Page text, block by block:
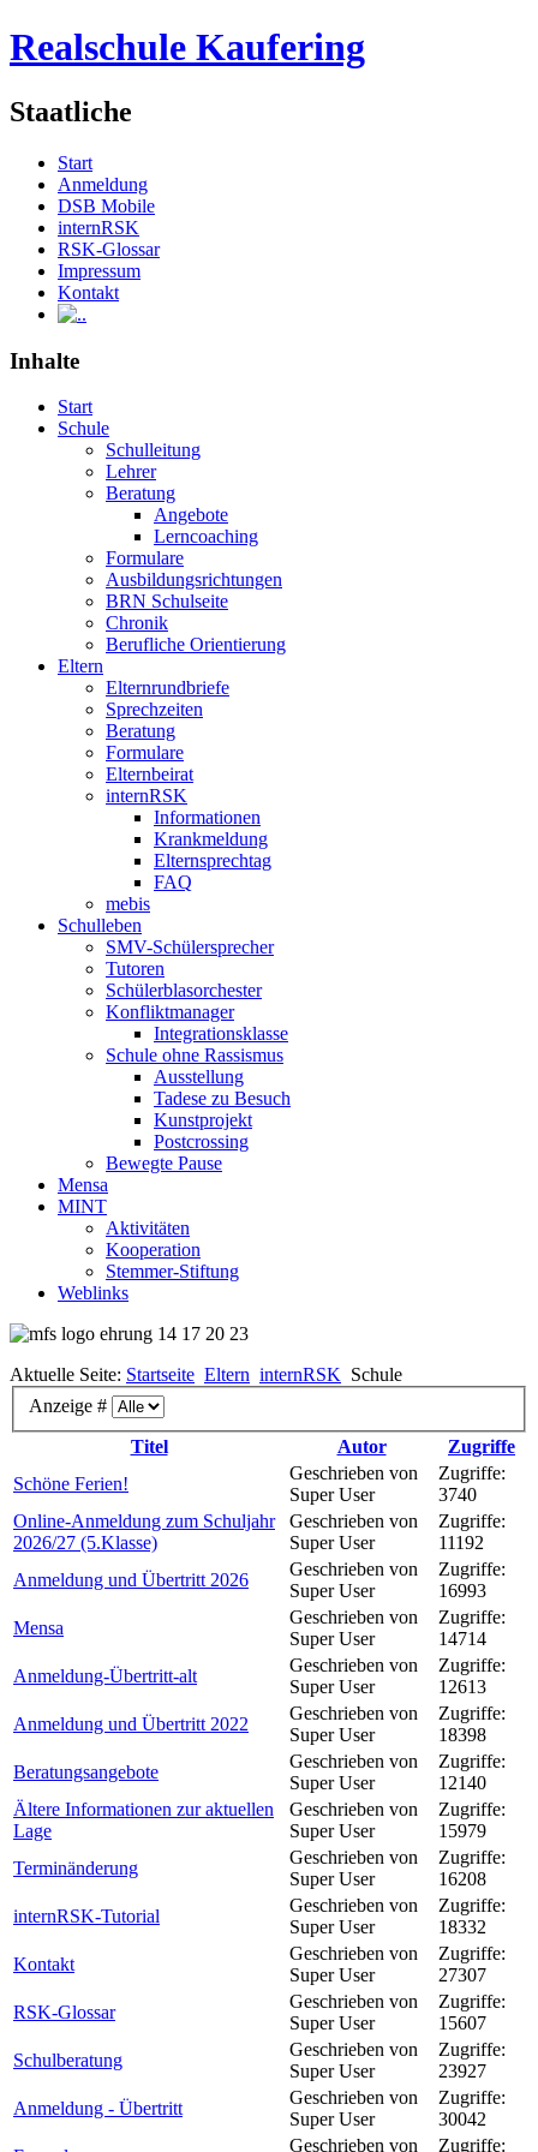
Realschule Kaufering
Staatliche
Start
Anmeldung
DSB Mobile
internRSK
RSK-Glossar
Impressum
Kontakt
.
Inhalte
Start
Schule
Schulleitung
Lehrer
Beratung
Angebote
Lerncoaching
Formulare
Ausbildungsrichtungen
BRN Schulseite
Chronik
Berufliche Orientierung
Eltern
Elternrundbriefe
Sprechzeiten
Beratung
Formulare
Elternbeirat
internRSK
Informationen
Krankmeldung
Elternsprechtag
FAQ
mebis
Schulleben
SMV-Schülersprecher
Tutoren
Schülerblasorchester
Konfliktmanager
Integrationsklasse
Schule ohne Rassismus
Ausstellung
Tadese zu Besuch
Kunstprojekt
Postcrossing
Bewegte Pause
Mensa
MINT
Aktivitäten
Kooperation
Stemmer-Stiftung
Weblinks
Aktuelle Seite: Startseite Eltern internRSK Schule
Anzeige #
Titel
Autor
Zugriffe
Schöne Ferien!
Geschrieben von
Super User
Zugriffe:
3740
Online-Anmeldung zum Schuljahr
2026/27 (5.Klasse)
Geschrieben von
Super User
Zugriffe:
11192
Anmeldung und Übertritt 2026
Geschrieben von
Super User
Zugriffe:
16993
Mensa
Geschrieben von
Super User
Zugriffe:
14714
Anmeldung-Übertritt-alt
Geschrieben von
Super User
Zugriffe:
12613
Anmeldung und Übertritt 2022
Geschrieben von
Super User
Zugriffe:
18398
Beratungsangebote
Geschrieben von
Super User
Zugriffe:
12140
Ältere Informationen zur aktuellen
Lage
Geschrieben von
Super User
Zugriffe:
15979
Terminänderung
Geschrieben von
Super User
Zugriffe:
16208
internRSK-Tutorial
Geschrieben von
Super User
Zugriffe:
18332
Kontakt
Geschrieben von
Super User
Zugriffe:
27307
RSK-Glossar
Geschrieben von
Super User
Zugriffe:
15607
Schulberatung
Geschrieben von
Super User
Zugriffe:
23927
Anmeldung - Übertritt
Geschrieben von
Super User
Zugriffe:
30042
Geschrieben von Zugriffe: